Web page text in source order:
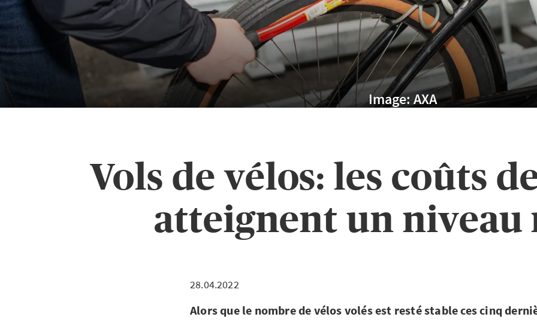
Image: AXA
Vols de vélos: les coûts
atteignent un niveau
28.04.2022
Alors que le nombre de vélos volés est resté stable ces cinq